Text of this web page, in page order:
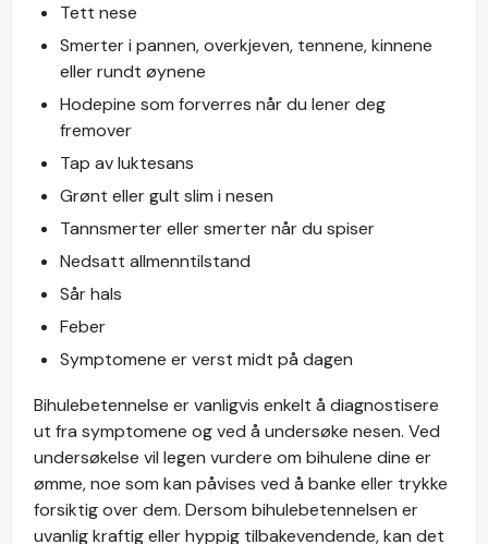
Tett nese
Smerter i pannen, overkjeven, tennene, kinnene
eller rundt øynene
Hodepine som forverres når du lener deg
fremover
Tap av luktesans
Grønt eller gult slim i nesen
Tannsmerter eller smerter når du spiser
Nedsatt allmenntilstand
Sår hals
Feber
Symptomene er verst midt på dagen
Bihulebetennelse er vanligvis enkelt å diagnostisere
ut fra symptomene og ved å undersøke nesen. Ved
undersøkelse vil legen vurdere om bihulene dine er
ømme, noe som kan påvises ved å banke eller trykke
forsiktig over dem. Dersom bihulebetennelsen er
uvanlig kraftig eller hyppig tilbakevendende, kan det